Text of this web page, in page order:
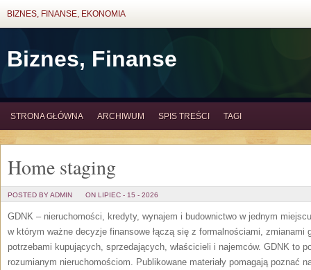
BIZNES, FINANSE, EKONOMIA
Biznes, Finanse
STRONA GŁÓWNA ARCHIWUM SPIS TREŚCI TAGI
Home staging
POSTED BY ADMIN ON LIPIEC - 15 - 2026
GDNK – nieruchomości, kredyty, wynajem i budownictwo w jednym
w którym ważne decyzje finansowe łączą się z formalnościami, zmianami
potrzebami kupujących, sprzedających, właścicieli i najemców. GDNK to
rozumianym nieruchomościom. Publikowane materiały pomagają poznać